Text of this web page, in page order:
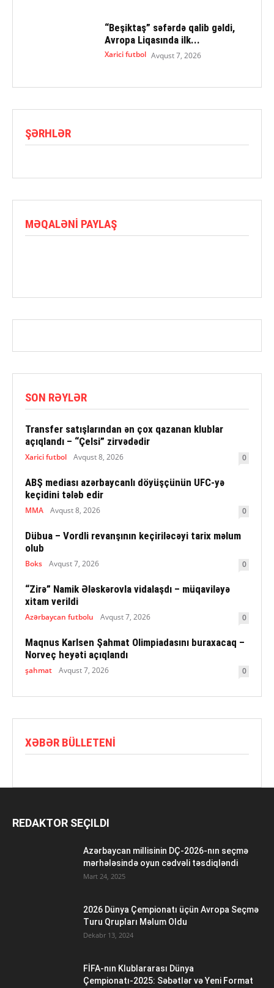
“Beşiktaş” səfərdə qalib gəldi,
Avropa Liqasında ilk...
Xarici futbol Avqust 7, 2026
ŞƏRHLƏR
MƏQALƏNI PAYLAŞ
SON RƏYLƏR
Transfer satışlarından ən çox qazanan klublar
açıqlandı – “Çelsi” zirvədədir
Xarici futbol Avqust 8, 2026 0
ABŞ mediası azərbaycanlı döyüşçünün UFC-yə
keçidini tələb edir
MMA Avqust 8, 2026 0
Dübua – Vordli revanşının keçiriləcəyi tarix məlum
olub
Boks Avqust 7, 2026 0
“Zirə” Namik Ələskərovla vidalaşdı – müqaviləyə
xitam verildi
Azərbaycan futbolu Avqust 7, 2026 0
Maqnus Karlsen Şahmat Olimpiadasını buraxacaq –
Norveç heyəti açıqlandı
şahmat Avqust 7, 2026 0
XƏBƏR BÜLLETENI
REDAKTOR SEÇILDI
Azərbaycan millisinin DÇ-2026-nın seçmə
mərhələsində oyun cədvəli təsdiqləndi
Mart 24, 2025
2026 Dünya Çempionatı üçün Avropa Seçmə
Turu Qrupları Məlum Oldu
Dekabr 13, 2024
FİFA-nın Klublararası Dünya
Çempionatı-2025: Səbətlər və Yeni Format